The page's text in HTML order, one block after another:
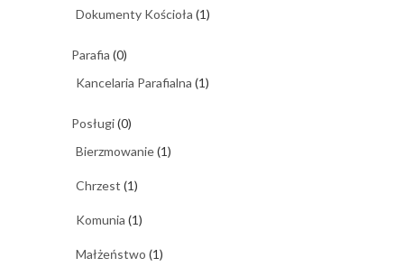
Dokumenty Kościoła (1)
Parafia (0)
Kancelaria Parafialna (1)
Posługi(0)
Bierzmowanie(1)
Chrzest (1)
Komunia (1)
Małżeństwo (1)